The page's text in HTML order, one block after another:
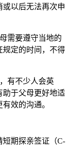
以后无法再次申
需要遵守当地的
规定的时间，不得
有不少人会英
助于父母更好地适
效的沟通。
短期探亲签证（C-